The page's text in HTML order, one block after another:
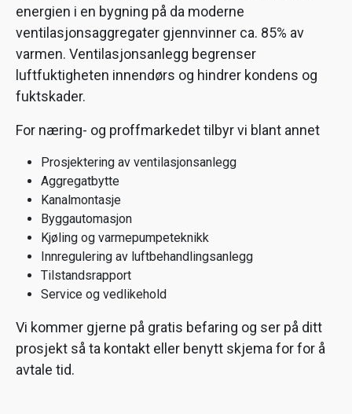
energien i en bygning på da moderne
ventilasjonsaggregater gjennvinner ca. 85% av
varmen. Ventilasjonsanlegg begrenser
luftfuktigheten innendørs og hindrer kondens og
fuktskader.
For næring- og proffmarkedet tilbyr vi blant annet
Prosjektering av ventilasjonsanlegg
Aggregatbytte
Kanalmontasje
Byggautomasjon
Kjøling og varmepumpeteknikk
Innregulering av luftbehandlingsanlegg
Tilstandsrapport
Service og vedlikehold
Vi kommer gjerne på gratis befaring og ser på ditt
prosjekt så ta kontakt eller benytt skjema for for å
avtale tid.